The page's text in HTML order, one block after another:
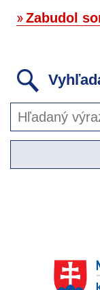
Zabudol